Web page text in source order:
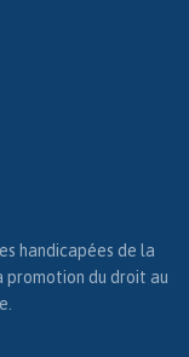
handicapées de la
du droit au